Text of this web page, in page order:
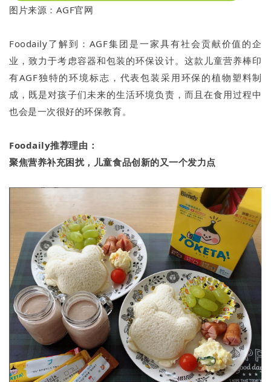
图片来源：AGF官网
Foodaily了解到：AGF集团是一家具有社会贡献价值的企
业，致力于考虑容器和包装的环保设计。这款儿童营养棒印
有AGF独特的环境标志，代表包装采用环保的植物塑料制
成，既是对孩子们未来的生活环境负责，而且在食用过程中
也会是一次很好的环保教育。
Foodaily推荐理由：
聚焦营养补充困扰，儿童食品创新的又一个发力点